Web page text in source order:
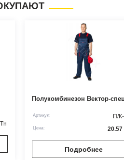
Полукомбинезон Вектор-
Артикул: П/
Цена: 20.57
Подробнее